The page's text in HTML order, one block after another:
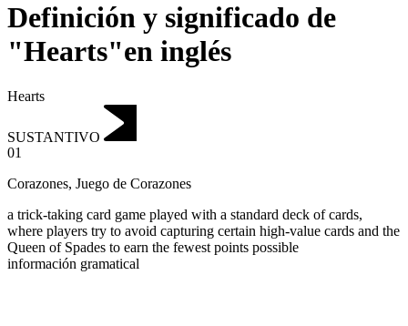
Definición y significado de
"Hearts"en inglés
Hearts
SUSTANTIVO
01
Corazones, Juego de Corazones
a trick-taking card game played with a standard deck of cards,
where players try to avoid capturing certain high-value cards and the
Queen of Spades to earn the fewest points possible
información gramatical